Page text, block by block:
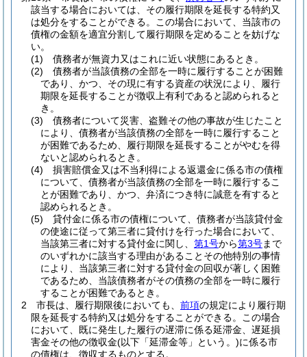
該当する場合においては、その履行期限を延長する特約又
は処分をすることができる。
この場合において、当該市の
債権の金額を適宜分割して履行期限を定めることを妨げな
い。
(1)
債務者が無資力又はこれに近い状態にあるとき。
(2)
債務者が当該債務の全部を一時に履行することが困難
であり、かつ、その現に有する資産の状況により、履行
期限を延長することが徴収上有利であると認められると
き。
(3)
債務者について災害、盗難その他の事故が生じたこと
により、債務者が当該債務の全部を一時に履行すること
が困難であるため、履行期限を延長することがやむを得
ないと認められるとき。
(4)
損害賠償金又は不当利得による返還金に係る市の債権
について、債務者が当該債務の全部を一時に履行するこ
とが困難であり、かつ、弁済につき特に誠意を有すると
認められるとき。
(5)
貸付金に係る市の債権について、債務者が当該貸付金
の使途に従って第三者に貸付けを行った場合において、
当該第三者に対する貸付金に関し、 第1号から第3号まで
のいずれかに該当する理由があることその他特別の事情
により、当該第三者に対する貸付金の回収が著しく困難
であるため、当該債務者がその債務の全部を一時に履行
することが困難であるとき。
2
市長は、履行期限後においても、 前項の規定により履行期
限を延長する特約又は処分をすることができる。
この場合
において、既に発生した履行の遅滞に係る延滞金、遅延損
害金その他の徴収金(以下「延滞金等」という。)に係る市
の債権は、徴収するものとする。